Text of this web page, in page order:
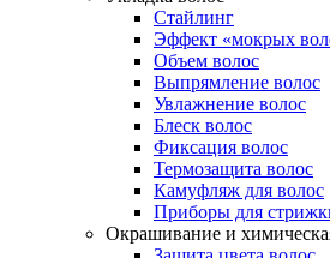
Стайлинг
Эффект «мокрых
Объем волос
Выпрямление волос
Увлажнение волос
Блеск волос
Фиксация волос
Термозащита волос
Камуфляж для волос
Приборы для
Окрашивание и